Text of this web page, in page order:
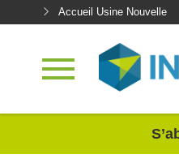
Accueil Usine Nouvelle